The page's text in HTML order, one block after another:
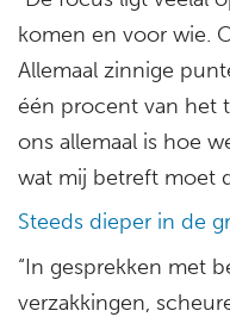
komen en voor wie.
Allemaal zinnige
één procent van het
ons allemaal is hoe
wat mij betreft moet
Steeds dieper in de
“In gesprekken met
verzakkingen,